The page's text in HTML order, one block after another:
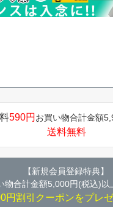
590円 お買い物合計金額
送料無料
【新規会員登録特典】
物合計金額5,000円(税込)以
円割引クーポンをプレゼ